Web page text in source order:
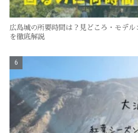
広島城の所要時間は？見どころ・モデ
を徹底解説